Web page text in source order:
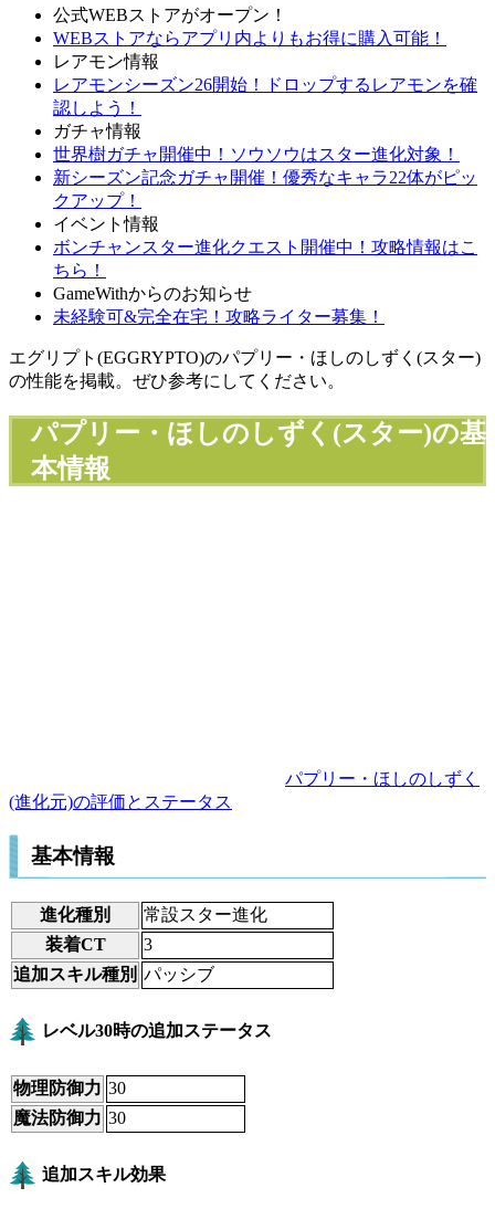
公式WEBストアがオープン！
WEBストアならアプリ内よりもお得に購入可能！
レアモン情報
レアモンシーズン26開始！ドロップするレアモンを確
認しよう！
ガチャ情報
世界樹ガチャ開催中！ソウソウはスター進化対象！
新シーズン記念ガチャ開催！優秀なキャラ22体がピッ
クアップ！
イベント情報
ボンチャンスター進化クエスト開催中！攻略情報はこ
ちら！
GameWithからのお知らせ
未経験可&完全在宅！攻略ライター募集！
エグリプト(EGGRYPTO)のパプリー・ほしのしずく(スター)
の性能を掲載。ぜひ参考にしてください。
パプリー・ほしのしずく(スター)の基
本情報
パプリー・ほしのしずく
(進化元)の評価とステータス
基本情報
進化種別
常設スター進化
装着CT
3
追加スキル種別 パッシブ
レベル30時の追加ステータス
物理防御力 30
魔法防御力 30
追加スキル効果